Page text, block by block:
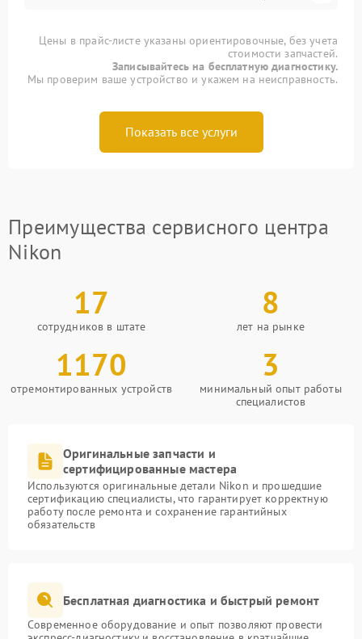
Цены в прайс-листе указаны ориентировочные, без учета
стоимости запчастей.
Записывайтесь на бесплатную диагностику.
Мы проверим ваше устройство и укажем на неисправность.
Показать все услуги
Преимущества сервисного центра
Nikon
17
сотрудников в штате
8
лет на рынке
1170
отремонтированных устройств
3
минимальный опыт работы
специалистов
Оригинальные запчасти и
сертифицированные мастера
Используются оригинальные детали Nikon и прошедшие
сертификацию специалисты, что гарантирует корректную
работу после ремонта и сохранение гарантийных
обязательств
Бесплатная диагностика и быстрый ремонт
Современное оборудование и опыт позволяют провести